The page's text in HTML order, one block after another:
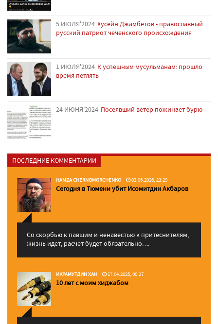
5 ИЮЛЯ'2024 Хусейн Джамбетов - православный
русский патриот чеченского происхождения
1 ИЮЛЯ'2024 К успешным мусульманам: прошло
время петлять
24 ИЮНЯ'2024 Посеявший ветер пожинает бурю
ПОСЛЕДНИЕ КОММЕНТАРИИ
HAMZA CHERNOMORCHENKO 03.06.2026, 23:29
Сегодня в Тюмени убит Исомитдин Акбаров
Со скорбью к павшим и ненавестью к притеснителям,
жизнь идет, расчет будет обязательно. ...
ИКРАМУТДИН ХАН 17.04.2025, 00:27
10 лет с моим хиджабом